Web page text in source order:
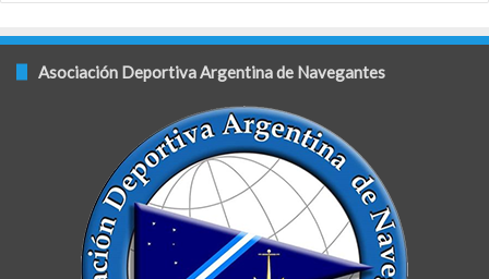
Asociación Deportiva Argentina de Navegantes